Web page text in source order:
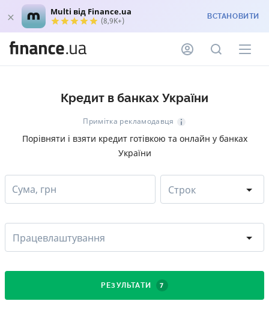
Multi від Finance.ua
(8,9K+) ВСТАНОВИТИ
Кредит в банках України
Примітка рекламодавця
Порівняти і взяти кредит готівкою та онлайн у банках
України
Сума, грн Строк
Працевлаштування
РЕЗУЛЬТАТИ 7